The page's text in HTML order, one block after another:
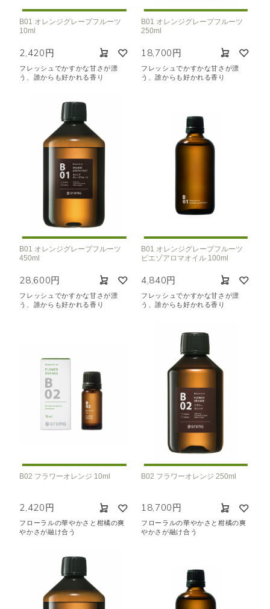
B01 オレンジグレープフルーツ
10ml
2,420円
フレッシュでかすかな甘さが漂
う、誰からも好かれる香り
B01 オレンジグレープフルーツ
250ml
18,700円
フレッシュでかすかな甘さが漂
う、誰からも好かれる香り
B01 オレンジグレープフルーツ
450ml
28,600円
フレッシュでかすかな甘さが漂
う、誰からも好かれる香り
B01 オレンジグレープフルーツ
ピエゾアロマオイル 100ml
4,840円
フレッシュでかすかな甘さが漂
う、誰からも好かれる香り
B02 フラワーオレンジ 10ml
2,420円
フローラルの華やかさと柑橘の爽
やかさが融け合う
B02 フラワーオレンジ 250ml
18,700円
フローラルの華やかさと柑橘の爽
やかさが融け合う